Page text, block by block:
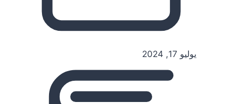
يوليو 17, 2024